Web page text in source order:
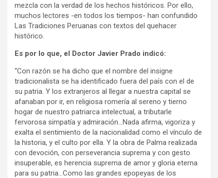
mezcla con la verdad de los hechos históricos. Por ello,
muchos lectores -en todos los tiempos- han confundido
Las Tradiciones Peruanas con textos del quehacer
histórico.
Es por lo que, el Doctor Javier Prado indicó:
“Con razón se ha dicho que el nombre del insigne
tradicionalista se ha identificado fuera del país con el de
su patria. Y los extranjeros al llegar a nuestra capital se
afanaban por ir, en religiosa romería al sereno y tierno
hogar de nuestro patriarca intelectual, a tributarle
fervorosa simpatía y admiración…Nada afirma, vigoriza y
exalta el sentimiento de la nacionalidad como el vínculo de
la historia, y el culto por ella. Y la obra de Palma realizada
con devoción, con perseverancia suprema y con gesto
insuperable, es herencia suprema de amor y gloria eterna
para su patria…Como las grandes epopeyas de los